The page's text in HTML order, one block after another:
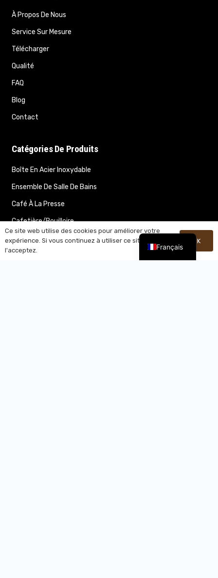
À Propos De Nous
Service Sur Mesure
Télécharger
Qualité
FAQ
Blog
Contact
Catégories De Produits
Boîte En Acier Inoxydable
Ensemble De Salle De Bains
Café À La Presse
Cafetière/bouilloire
Cafetière En Verre
Economiseur De Sac
Ce site web utilise des cookies pour améliorer votre
expérience. Si vous continuez à utiliser ce site, vous
l'acceptez.
OK
Français